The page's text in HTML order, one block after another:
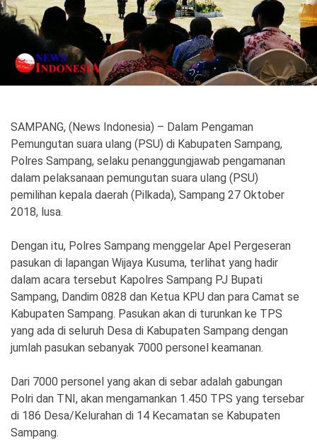
Kuliner
Otomotif
Iptek
Teknologi
SosBud
Sosial
Wisata
Ekonomi Olahraga
Indeks Birokrasi
SAMPANG, (News Indonesia) – Dalam Pengaman
Pemungutan suara ulang (PSU) di Kabupaten Sampang,
Polres Sampang, selaku penanggungjawab pengamanan
dalam pelaksanaan pemungutan suara ulang (PSU)
pemilihan kepala daerah (Pilkada), Sampang 27 Oktober
2018, lusa.
Dengan itu, Polres Sampang menggelar Apel Pergeseran
pasukan di lapangan Wijaya Kusuma, terlihat yang hadir
dalam acara tersebut Kapolres Sampang PJ Bupati
Sampang, Dandim 0828 dan Ketua KPU dan para Camat se
Kabupaten Sampang. Pasukan akan di turunkan ke TPS
yang ada di seluruh Desa di Kabupaten Sampang dengan
jumlah pasukan sebanyak 7000 personel keamanan.
Dari 7000 personel yang akan di sebar adalah gabungan
Polri dan TNI, akan mengamankan 1.450 TPS yang tersebar
di 186 Desa/Kelurahan di 14 Kecamatan se Kabupaten
Sampang.